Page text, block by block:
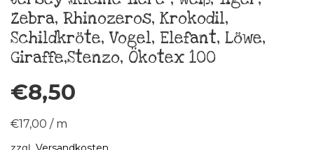
Zebra, Rhinozeros, Krokodil,
Schildkröte, Vogel, Elefant, Löwe,
Giraffe,Stenzo, Ökotex 100
€8,50
€17,00 / m
zzgl.